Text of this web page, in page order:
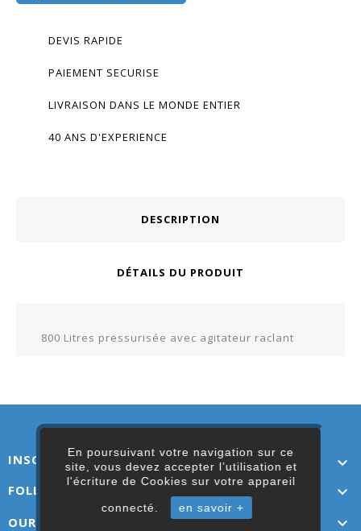
En poursuivant votre navigation sur ce
site, vous devez accepter l’utilisation et
l'écriture de Cookies sur votre appareil
connecté. en savoir +
DEVIS RAPIDE
PAIEMENT SECURISE
LIVRAISON DANS LE MONDE ENTIER
40 ANS D'EXPERIENCE
DESCRIPTION
DÉTAILS DU PRODUIT
800 Litres pressurisée avec agitateur raclant
INSCRIVEZ-VOUS ICI 
FOLLOW US 
OUR LINKS 